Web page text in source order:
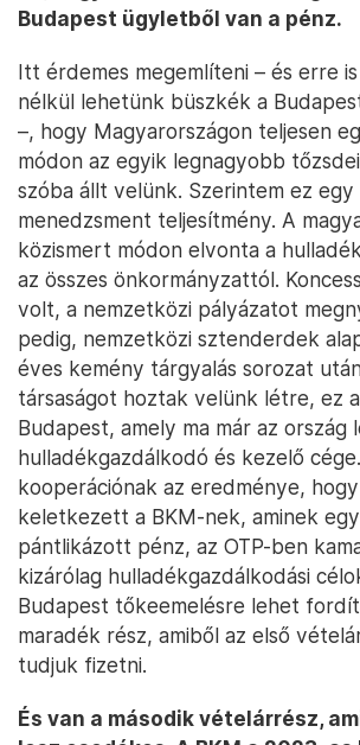
Budapest ügyletből van a pénz.
Itt érdemes megemlíteni – és erre
nélkül lehetünk büszkék a
–, hogy Magyarországon teljesen
módon az egyik legnagyobb
szóba állt velünk. Szerintem ez
menedzsment teljesítmény. A
közismert módon elvonta a
az összes önkormányzattól.
volt, a nemzetközi pályázatot
pedig, nemzetközi sztenderdek
éves kemény tárgyalás sorozat
társaságot hoztak velünk létre, ez
Budapest, amely ma már az ország
hulladékgazdálkodó és kezelő
kooperációnak az eredménye,
keletkezett a BKM-nek, aminek
pántlikázott pénz, az OTP-ben
kizárólag hulladékgazdálkodási
Budapest tőkeemelésre lehet
maradék rész, amiből az első
tudjuk fizetni.
És van a második vételárrész,